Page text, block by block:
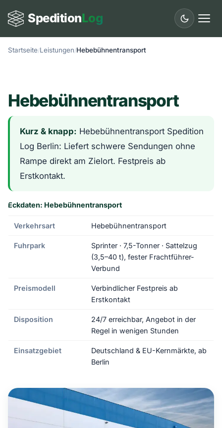
SpeditionLog
Start
Länder
Fuhrpark
Ratgeber
Glossar
Startseite Leistungen Hebebühnentransport
Hebebühnentransport
Kurz & knapp: Hebebühnentransport Spedition
Log Berlin: Liefert schwere Sendungen ohne
Rampe direkt am Zielort. Festpreis ab
Erstkontakt.
Eckdaten: Hebebühnentransport
Verkehrsart Hebebühnentransport
Fuhrpark
Sprinter · 7,5-Tonner · Sattelzug
(3,5–40 t), fester Frachtführer-
Verbund
Preismodell
Verbindlicher Festpreis ab
Erstkontakt
Disposition
24/7 erreichbar, Angebot in der
Regel in wenigen Stunden
Einsatzgebiet
Deutschland & EU-Kernmärkte, ab
Berlin